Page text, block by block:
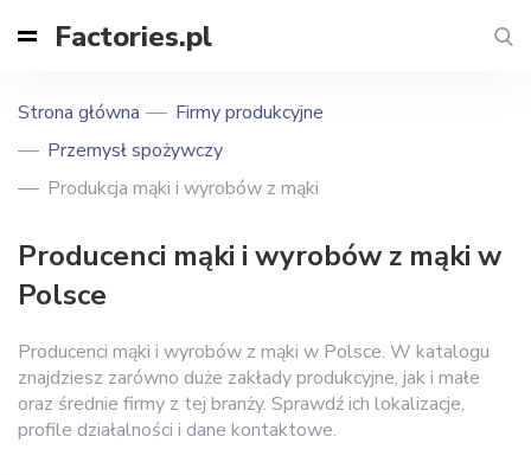
Factories.pl
Strona główna
Firmy produkcyjne
Przemysł spożywczy
Produkcja mąki i wyrobów z mąki
Producenci mąki i wyrobów z mąki w
Polsce
Producenci mąki i wyrobów z mąki w Polsce. W katalogu
znajdziesz zarówno duże zakłady produkcyjne, jak i małe
oraz średnie firmy z tej branży. Sprawdź ich lokalizacje,
profile działalności i dane kontaktowe.